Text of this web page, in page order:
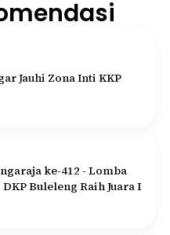
Jauhi Zona Inti KKP
ke-412 - Lomba
Buleleng Raih Juara I